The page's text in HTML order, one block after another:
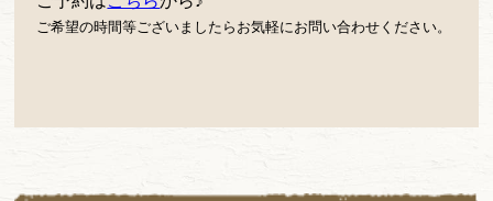
ご希望の時間等ございましたらお気軽にお問い合わせください。